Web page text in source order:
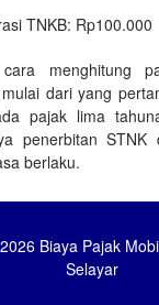
TNKB: Rp100.000
menghitung
dari yang
pajak lima
penerbitan
berlaku.
Biaya Pajak
Selayar